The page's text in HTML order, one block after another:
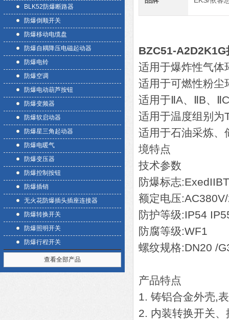
BLK52防爆断路器
防爆倒顺开关
防爆移动电缆盘
防爆自耦降压电磁起动器
防爆电铃
防爆空调
防爆电动葫芦按钮
防爆变频器
防爆软启动器
防爆星三角起动器
防爆电暖气
防爆变压器
防爆控制按钮
防爆插销
无火花防爆插头插座连接器
防爆转换开关
防爆照明开关
防爆行程开关
查看全部产品
BZC51-
适用于爆炸性气体
适用于可燃性粉尘
适用于ⅡA、ⅡB、
适用于温度组别为
适用于石油采炼、
境特点
技术参数
防爆标志
额定电压
防护等级:IP54
防腐等级:WF1
螺纹规格:DN20 /
产品特点
1. 铸铝合金外壳,
2. 内装转换开关